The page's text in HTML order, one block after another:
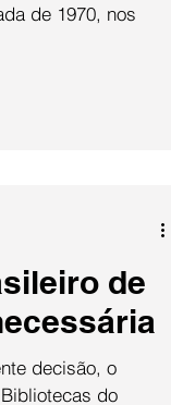
de 1970, nos
de
do